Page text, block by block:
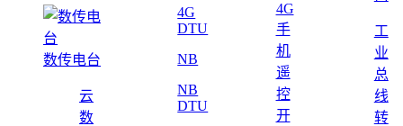
数传电台
云
数
4G
DTU
NB
NB
DTU
4G
手
机
遥
控
开
工
业
总
线
转